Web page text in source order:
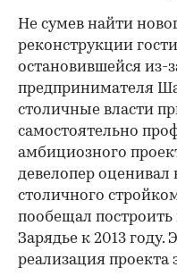
Не сумев найти
реконструкции
остановившейся из-
предпринимателя
столичные власти
самостоятельно
амбициозного
девелопер оценивал
столичного
пообещал построить
Зарядье к 2013
реализация проекта